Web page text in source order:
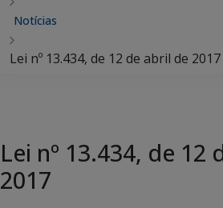
Notícias
Lei nº 13.434, de 12 de abril de 2017
Lei nº 13.434, de 12
2017